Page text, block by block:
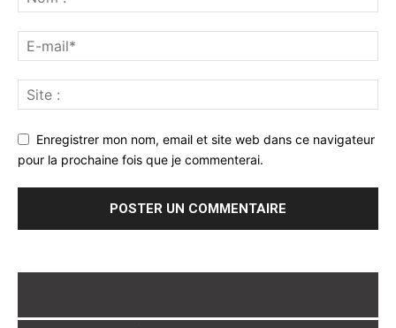
Enregistrer mon nom, email et site web dans ce navigateur
pour la prochaine fois que je commenterai.